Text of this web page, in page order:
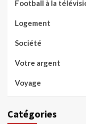
Football à la
Logement
Société
Votre argent
Voyage
Catégories